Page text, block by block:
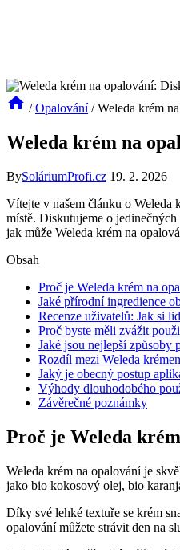
/ Opalování / Weleda krém
Weleda krém na
BySoláriumProfi.cz 19. 2. 2026
Vítejte v našem článku o Weleda
místě. Diskutujeme o
jak může Weleda krém na
Obsah
Proč je Weleda krém na
Jaké přírodní ingredience
Recenze uživatelů: Jak si
Proč byste měli zvážit
Jaké jsou nejlepší
Rozdíl mezi Weleda
Jaký je obecný postup
Výhody dlouhodobého
Závěrečné poznámky
Proč je Weleda
Weleda krém na opalování je
jako bio kokosový olej, bio
Díky své lehké textuře se krém
opalování můžete strávit den na